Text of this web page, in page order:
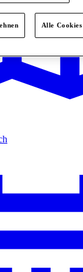
Alle